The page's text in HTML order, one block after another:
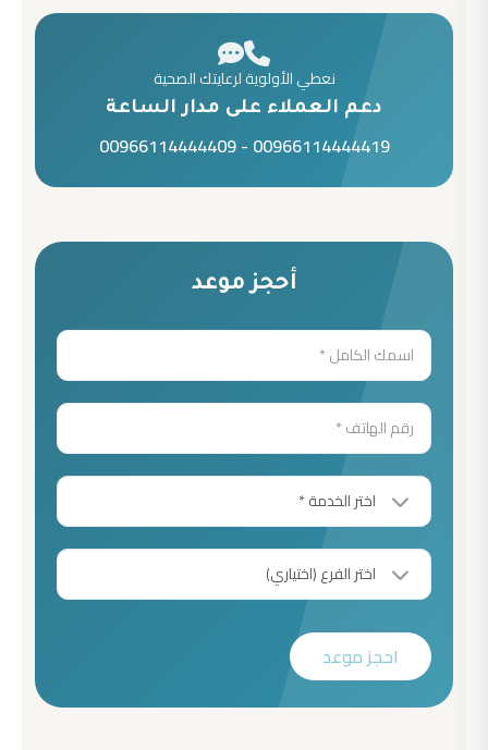
نعطي الأولوية لرعايتك الصحية
دعم العملاء على مدار الساعة
00966114444419
-
00966114444409
أحجز موعد
احجز موعد